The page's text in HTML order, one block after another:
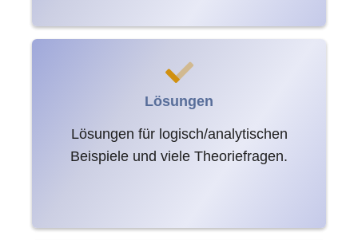
Lösungen
Lösungen für logisch/analytischen
Beispiele und viele Theoriefragen.